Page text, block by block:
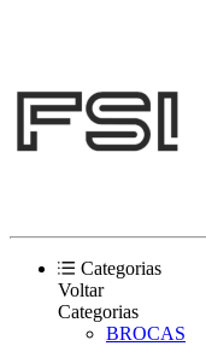
Categorias
Voltar
Categorias
BROCAS